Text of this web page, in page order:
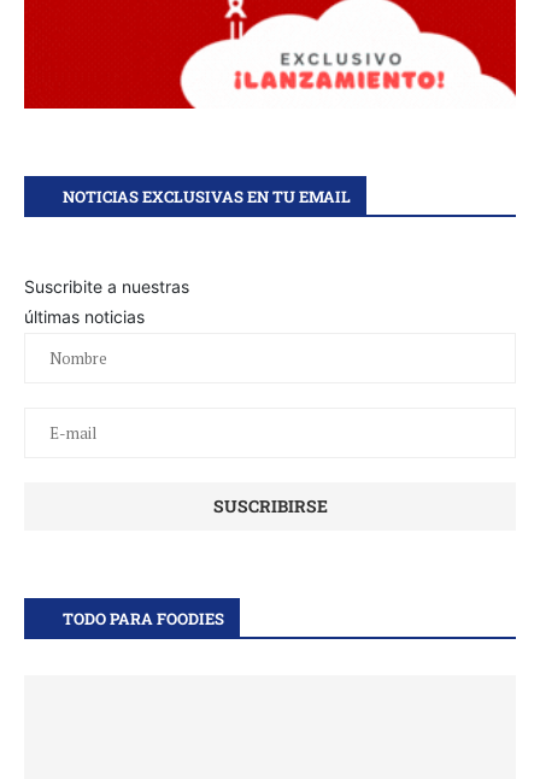
NOTICIAS EXCLUSIVAS EN TU EMAIL
Suscribite a nuestras
últimas noticias
TODO PARA FOODIES